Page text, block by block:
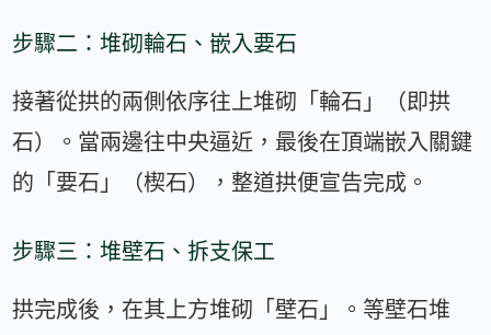
步驟二：堆砌輪石、嵌入要石
接著從拱的兩側依序往上堆砌「輪石」（即拱
石）。當兩邊往中央逼近，最後在頂端嵌入關鍵
的「要石」（楔石），整道拱便宣告完成。
步驟三：堆壁石、拆支保工
拱完成後，在其上方堆砌「壁石」。等壁石堆